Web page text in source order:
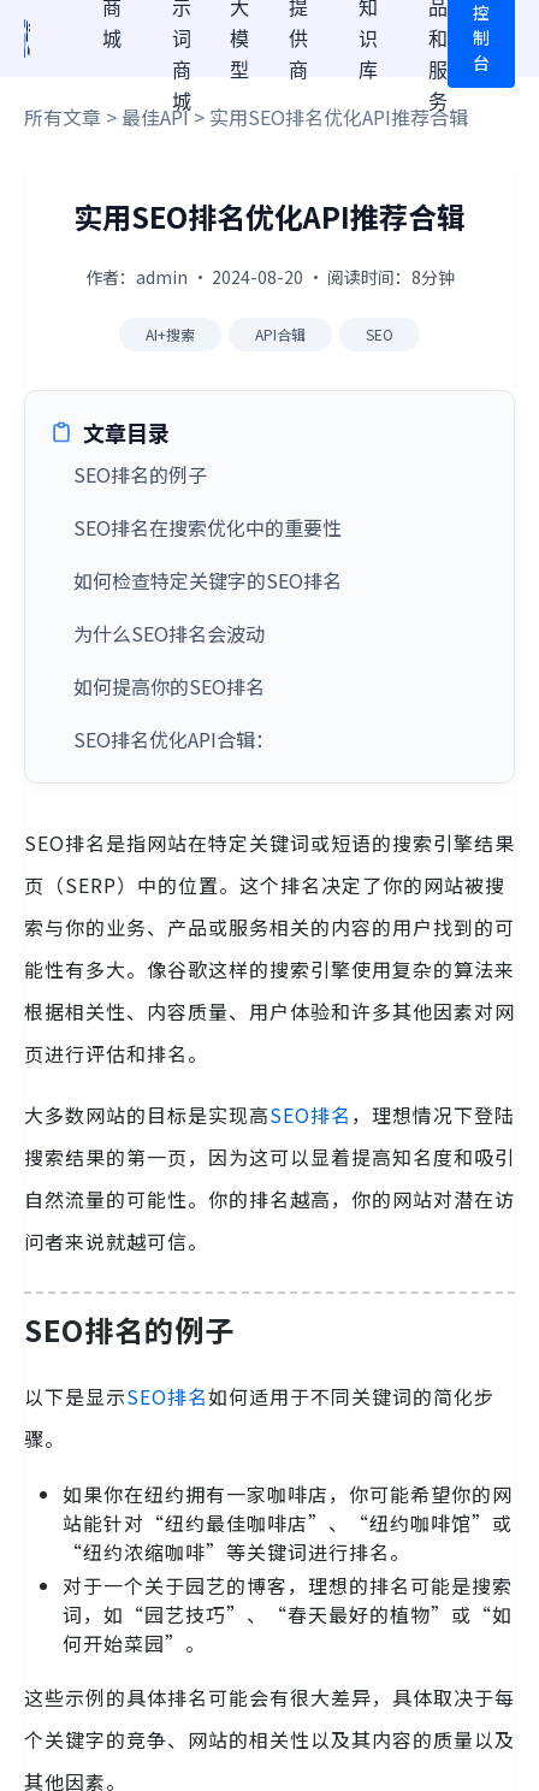
商
城
示
词
商
城
大
模
型
提
供
商
知
识
库
品
和
服
务
控
制
台
所有文章 > 最佳API> 实用SEO排名优化API推荐合辑
实用SEO排名优化API推荐合辑
作者：admin · 2024-08-20 · 阅读时间：8分钟
AI+搜索 API合辑 SEO
文章目录
SEO排名的例子
SEO排名在搜索优化中的重要性
如何检查特定关键字的SEO排名
为什么SEO排名会波动
如何提高你的SEO排名
SEO排名优化API合辑：
SEO排名是指网站在特定关键词或短语的搜索引擎结果
页（SERP）中的位置。这个排名决定了你的网站被搜
索与你的业务、产品或服务相关的内容的用户找到的可
能性有多大。像谷歌这样的搜索引擎使用复杂的算法来
根据相关性、内容质量、用户体验和许多其他因素对网
页进行评估和排名。
大多数网站的目标是实现高SEO排名 ，理想情况下登陆
搜索结果的第一页，因为这可以显着提高知名度和吸引
自然流量的可能性。你的排名越高，你的网站对潜在访
问者来说就越可信。
SEO排名的例子
以下是显示SEO排名如何适用于不同关键词的简化步
骤。
如果你在纽约拥有一家咖啡店，你可能希望你的网
站能针对“纽约最佳咖啡店”、“纽约咖啡馆”或
“纽约浓缩咖啡”等关键词进行排名。
对于一个关于园艺的博客，理想的排名可能是搜索
词，如“园艺技巧”、“春天最好的植物”或“如
何开始菜园”。
这些示例的具体排名可能会有很大差异，具体取决于每
个关键字的竞争、网站的相关性以及其内容的质量以及
其他因素。